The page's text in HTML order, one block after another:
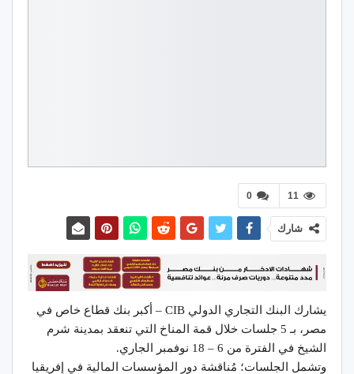
0 11
شارك
يشارك البنك التجاري الدولي CIB – أكبر بنك قطاع خاص في
مصر، بـ 5 جلسات خلال قمة المناخ التي تنعقد بمدينة شرم
الشيخ في الفترة من 6 – 18 نوفمبر الجاري.
وتشمل الجلسات؛ مُناقشة دور المؤسسات المالية في إفريقيا